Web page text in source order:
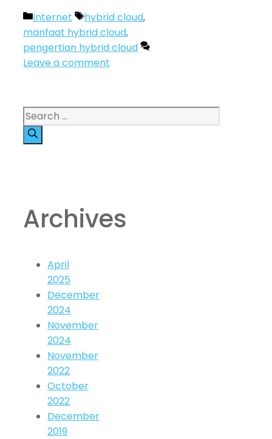
Categories
Internet Tags
hybrid cloud,
manfaat hybrid cloud,
pengertian hybrid cloud
Leave a comment
Search
for:
Archives
April
2025
December
2024
November
2024
November
2022
October
2022
December
2019